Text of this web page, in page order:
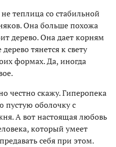
теплица со стабильной
Она больше похожа
дерево. Она дает корням
тянется к свету
формах. Да, иногда
честно скажу. Гиперопека
пустую оболочку с
А вот настоящая любовь
который умеет
себя при этом.